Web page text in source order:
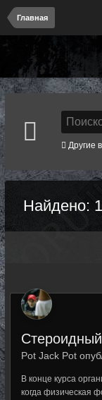
Главная
Другие
Найдено:
Pot Jack Pot
В конце курса
когда физическая